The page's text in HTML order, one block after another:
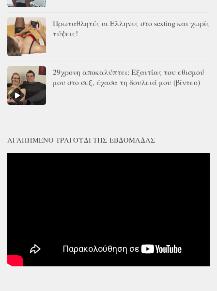
Πρωταθλητές οι Ελληνες στο sexting και χωρίς
τύψεις!
29χρονη αποκαλύπτει: Εξαιτίας του εθισμού
μου στο σεξ, έχασα τη δουλειά μου (βίντεο)
ΑΓΑΠΗΜΈΝΟ ΤΡΑΓΟΎΔΙ ΤΗΣ ΕΒΔΟΜΆΔΑΣ